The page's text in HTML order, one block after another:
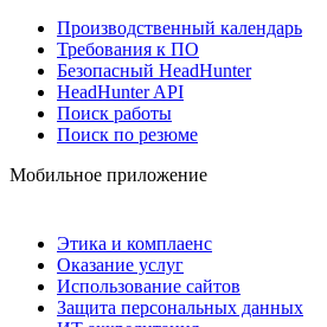
Производственный календарь
Требования к ПО
Безопасный HeadHunter
HeadHunter API
Поиск работы
Поиск по резюме
Мобильное приложение
Этика и комплаенс
Оказание услуг
Использование сайтов
Защита персональных данных